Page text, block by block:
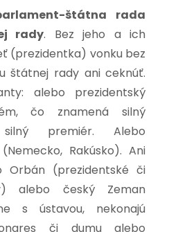
štátna rada
rady. Bez jeho a ich
(prezidentka) vonku bez
štátnej rady ani ceknúť.
alebo prezidentský
čo znamená silný
premiér. Alebo
Rakúsko). Ani
Orbán (prezidentské či
alebo český Zeman
s ústavou, nekonajú
či dumu alebo